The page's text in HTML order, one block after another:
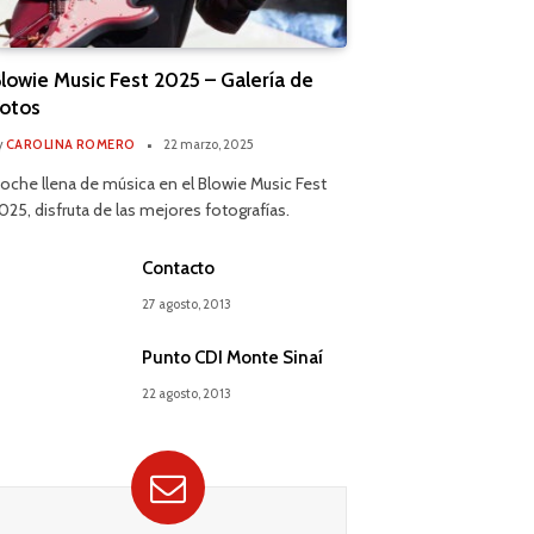
Music Fest 2025 – Galería de
CAROLINA ROMERO 22 marzo, 2025
llena de música en el Blowie Music Fest
disfruta de las mejores fotografías.
Contacto
27 agosto, 2013
Punto CDI Monte Sinaí
22 agosto, 2013